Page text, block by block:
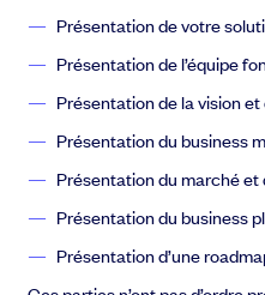
Présentation de votre
Présentation de l’équipe
Présentation de la vision et
Présentation du business
Présentation du marché
Présentation du business
Présentation d’une